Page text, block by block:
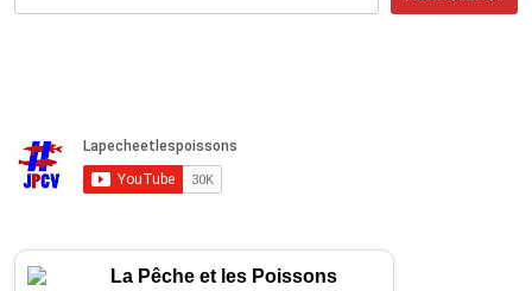
La Pêche et les Poissons